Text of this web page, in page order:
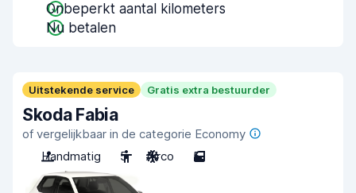
Onbeperkt aantal kilometers
Nu betalen
Uitstekende service Gratis extra bestuurder
Skoda Fabia
of vergelijkbaar in de categorie Economy
Handmatig
5 Airco 5